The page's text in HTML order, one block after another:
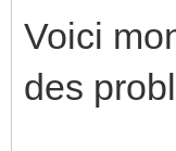
Voici
des